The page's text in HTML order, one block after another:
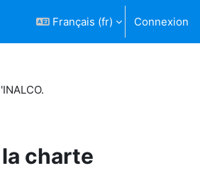
Français ‎(fr)‎ Connexion
charte